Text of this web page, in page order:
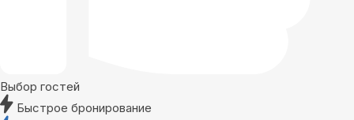
Выбор гостей
Быстрое бронирование